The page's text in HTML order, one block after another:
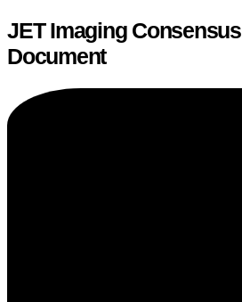
JET Imaging Consensus
Document